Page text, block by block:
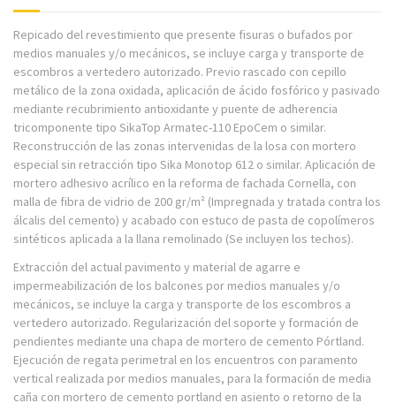
Repicado del revestimiento que presente fisuras o bufados por
medios manuales y/o mecánicos, se incluye carga y transporte de
escombros a vertedero autorizado. Previo rascado con cepillo
metálico de la zona oxidada, aplicación de ácido fosfórico y pasivado
mediante recubrimiento antioxidante y puente de adherencia
tricomponente tipo SikaTop Armatec-110 EpoCem o similar.
Reconstrucción de las zonas intervenidas de la losa con mortero
especial sin retracción tipo Sika Monotop 612 o similar. Aplicación de
mortero adhesivo acrílico en la reforma de fachada Cornella, con
malla de fibra de vidrio de 200 gr/m² (Impregnada y tratada contra los
álcalis del cemento) y acabado con estuco de pasta de copolímeros
sintéticos aplicada a la llana remolinado (Se incluyen los techos).
Extracción del actual pavimento y material de agarre e
impermeabilización de los balcones por medios manuales y/o
mecánicos, se incluye la carga y transporte de los escombros a
vertedero autorizado. Regularización del soporte y formación de
pendientes mediante una chapa de mortero de cemento Pórtland.
Ejecución de regata perimetral en los encuentros con paramento
vertical realizada por medios manuales, para la formación de media
caña con mortero de cemento portland en asiento o retorno de la